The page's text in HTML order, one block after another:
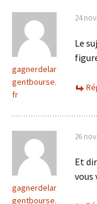
gagnerdelar
gentbourse.
fr
24
Le
gagnerdelar
gentbourse.
26
Et
vous